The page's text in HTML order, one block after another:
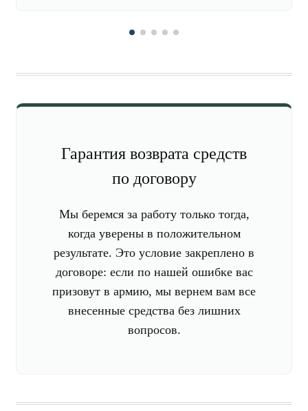
Гарантия возврата средств
по договору
Мы беремся за работу только тогда,
когда уверены в положительном
результате. Это условие закреплено в
договоре: если по нашей ошибке вас
призовут в армию, мы вернем вам все
внесенные средства без лишних
вопросов.